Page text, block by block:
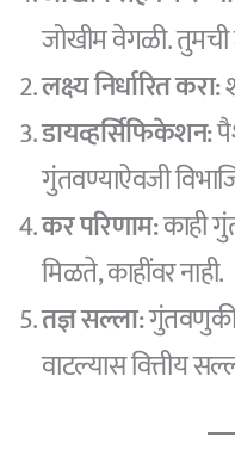
जोखीम वेगळी. तुमची
लक्ष्य निर्धारित करा:
डायव्हर्सिफिकेशन:
गुंतवण्याऐवजी
कर परिणाम:काही
मिळते, काहींवर नाही.
तज्ञ सल्ला:
वाटल्यास वित्तीय